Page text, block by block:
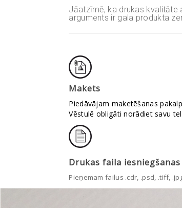
Jāatzīmē, ka drukas kvalitāte
arguments ir gala produkta
Makets
Piedāvājam maketēšanas
Vēstulē obligāti norādiet savu
Drukas faila
Pieņemam failus .cdr, .psd, .tiff,